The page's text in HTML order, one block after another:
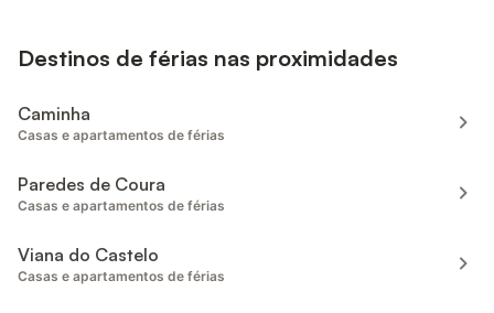
Destinos de férias nas proximidades
Caminha
Casas e apartamentos de férias
Paredes de Coura
Casas e apartamentos de férias
Viana do Castelo
Casas e apartamentos de férias